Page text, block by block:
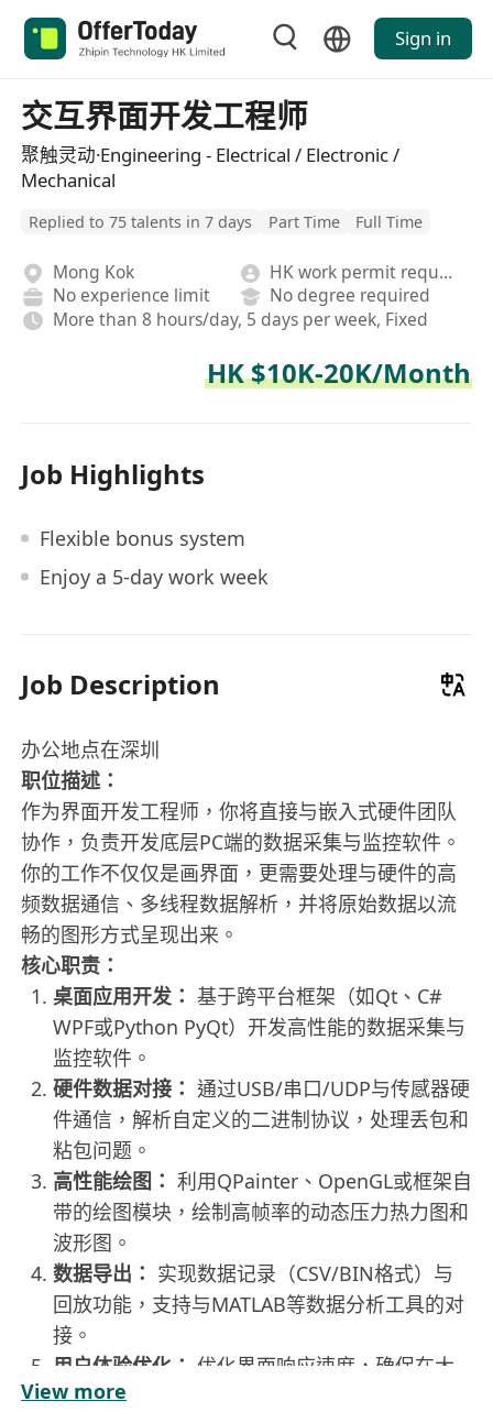
Sign in
交互界面开发工程师
聚触灵动·Engineering - Electrical / Electronic /
Mechanical
Replied to 75 talents in 7 days Part Time Full Time
Mong Kok
HK work permit required
No experience limit
No degree required
More than 8 hours/day, 5 days per week, Fixed
HK $10K-20K/Month
Job Highlights
Flexible bonus system
Enjoy a 5-day work week
Job Description
办公地点在深圳
职位描述：
作为界面开发工程师，你将直接与嵌入式硬件团队
协作，负责开发底层PC端的数据采集与监控软件。
你的工作不仅仅是画界面，更需要处理与硬件的高
频数据通信、多线程数据解析，并将原始数据以流
畅的图形方式呈现出来。
核心职责：
桌面应用开发： 基于跨平台框架（如Qt、C#
WPF或Python PyQt）开发高性能的数据采集与
监控软件。
硬件数据对接： 通过USB/串口/UDP与传感器硬
件通信，解析自定义的二进制协议，处理丢包和
粘包问题。
高性能绘图： 利用QPainter、OpenGL或框架自
带的绘图模块，绘制高帧率的动态压力热力图和
波形图。
数据导出： 实现数据记录（CSV/BIN格式）与
回放功能，支持与MATLAB等数据分析工具的对
接。
用户体验优化： 优化界面响应速度，确保在大
量传感器单元（如4096个测点）同时刷新时界
View more